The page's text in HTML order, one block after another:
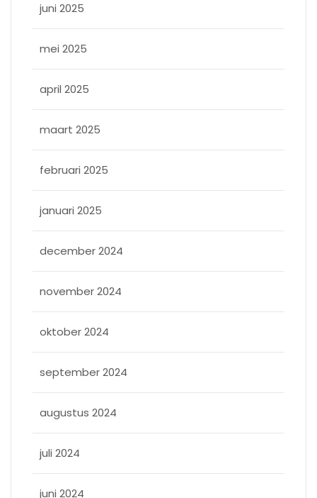
juni 2025
mei 2025
april 2025
maart 2025
februari 2025
januari 2025
december 2024
november 2024
oktober 2024
september 2024
augustus 2024
juli 2024
juni 2024